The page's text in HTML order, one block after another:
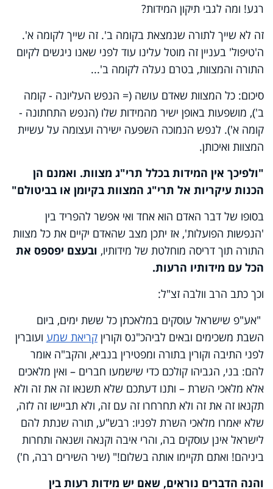
רגע! ומה לגבי תיקון המידות?
זה לא שייך לתורה שנמצאת בקומה ב'. זה שייך לקומה א'.
ה'טיפול' בעניין זה מוטל עלינו עוד לפני שאנו ניגשים לקיום
התורה והמצוות, בטרם נעלה לקומה ב'...
סיכום: כל המצוות שאדם עושה (= הנפש העליונה - קומה
ב'), מושפעות באופן ישיר מהמידות שלו (הנפש התחתונה -
קומה א'). לנפש הנמוכה השפעה ישירה ועצומה על עשיית
המצוות ואיכותן.
"ולפיכך אין המידות בכלל תרי"ג מצוות. ואמנם הן
הכנות עיקריות אל תרי"ג המצוות בקיומן או בביטולם"
בסופו של דבר האדם הוא אחד ואי אפשר להפריד בין
'הנפשות הפועלות', אז יתכן מצב שהאדם יקיים את כל מצוות
התורה תוך דריסה מוחלטת של מידותיו, ובעצם יפספס את
הכל עם מידותיו הרעות.
וכך כתב הרב וולבה זצ"ל:
"אע"פ שישראל עוסקים במלאכתן כל ששת ימים, ביום
השבת משכימים ובאים לביהכ"נס וקורין קריאת שמע ועוברין
לפני התיבה וקורין בתורה ומפטירין בנביא, והקב"ה אומר
להם: בני, הגביהו קולכם כדי שישמעו חברים – ואין מלאכים
אלא מלאכי השרת – ותנו דעתכם שלא תשנאו זה את זה ולא
תקנאו זה את זה ולא תחרחרו זה עם זה, ולא תביישו זה לזה,
שלא יאמרו מלאכי השרת לפניו: רבש"ע, תורה שנתת להם
לישראל אינן עוסקים בה, והרי איבה וקנאה ושנאה ותחרות
ביניהם! ואתם תקיימו אותה בשלום!" (שיר השירים רבה, ח')
והנה הדברים נוראים, שאם יש מידות רעות בין